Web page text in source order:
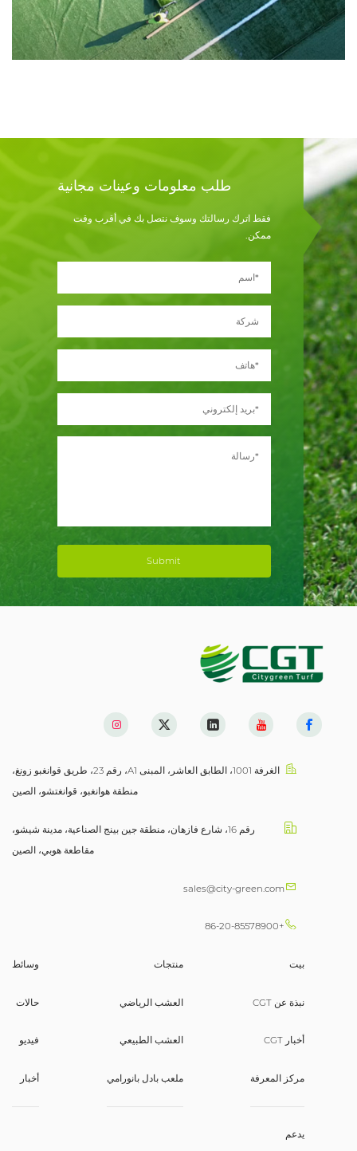
طلب معلومات وعينات مجانية
فقط اترك رسالتك وسوف نتصل بك في أقرب وقت
ممكن.
Submit
الغرفة 1001، الطابق العاشر، المبنى A1، رقم 23، طريق قوانغبو زونغ،
منطقة هوانغبو، قوانغتشو، الصين
رقم 16، شارع فازهان، منطقة جين بينج الصناعية، مدينة شيشو،
مقاطعة هوبي، الصين
sales@city-green.com
+86-20-85578900
بيت
نبذة عن CGT
أخبار CGT
مركز المعرفة
منتجات
العشب الرياضي
العشب الطبيعي
ملعب بادل بانورامي
وسائط
حالات
فيديو
أخبار
يدعم